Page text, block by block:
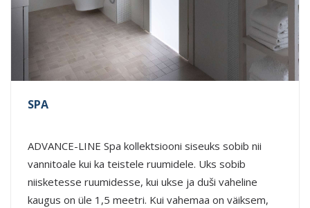
SPA
ADVANCE-LINE Spa kollektsiooni siseuks sobib nii
vannitoale kui ka teistele ruumidele. Uks sobib
niisketesse ruumidesse, kui ukse ja duši vaheline
kaugus on üle 1,5 meetri. Kui vahemaa on väiksem,